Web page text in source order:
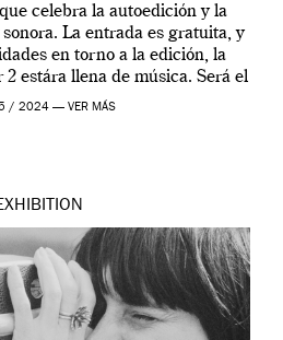
celebra la autoedición y la
La entrada es gratuita, y
en torno a la edición, la
estára llena de música. Será el
[…]
/ 2024 — VER MÁS